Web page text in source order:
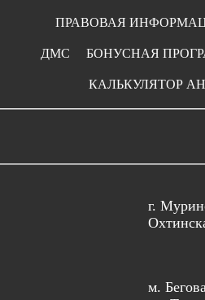
ПРАВОВАЯ
БОНУСНАЯ
ДМС
КАЛЬКУЛЯТОР
г.
м.